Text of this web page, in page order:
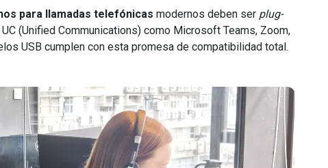
para llamadas telefónicas modernos deben ser plug-
(Unified Communications) como Microsoft Teams, Zoom,
USB cumplen con esta promesa de compatibilidad total.